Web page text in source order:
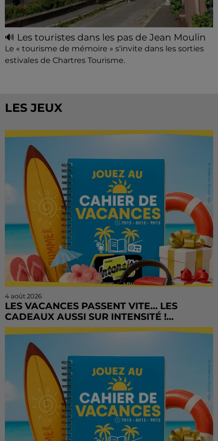
🔊 Les touristes dans les pas de Jean Moulin
Le « tourisme de mémoire » s'invite dans les sorties
estivales de Chartres Tourisme.
LES JEUX
4 août 2026
LES VACANCES PASSENT VITE... LES
CADEAUX AUSSI SUR INTENSITÉ !...
L'été file à toute vitesse, mais il est encore temps de
sur Radio Intensité avec des centaines de...